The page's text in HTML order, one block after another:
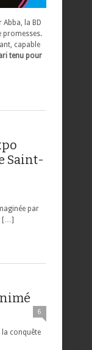
Abba, la BD
promesses.
capable
tenu pour
Saint-
par
[…]
6
la conquête